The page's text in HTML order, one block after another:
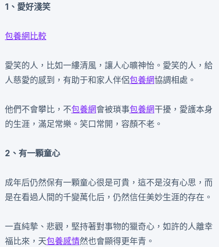
1、愛好淺笑
包養網比較
愛笑的人，比如一縷清風，讓人心曠神怡。愛笑的人，給
人慈愛的感到，有助于和家人伴侶包養網協調相處。
他們不會攀比，不包養網會被瑣事包養網干擾，愛護本身
的生涯，滿足常樂。笑口常開，容顏不老。
2、有一顆童心
成年后仍然保有一顆童心很是可貴，這不是沒有心思，而
是在看過人間的千變萬化后，仍然信任美妙生涯的存在。
一直純摯、悲觀，堅持著對事物的獵奇心，如許的人離幸
福比來，天包養感情然也會顯得更年青。